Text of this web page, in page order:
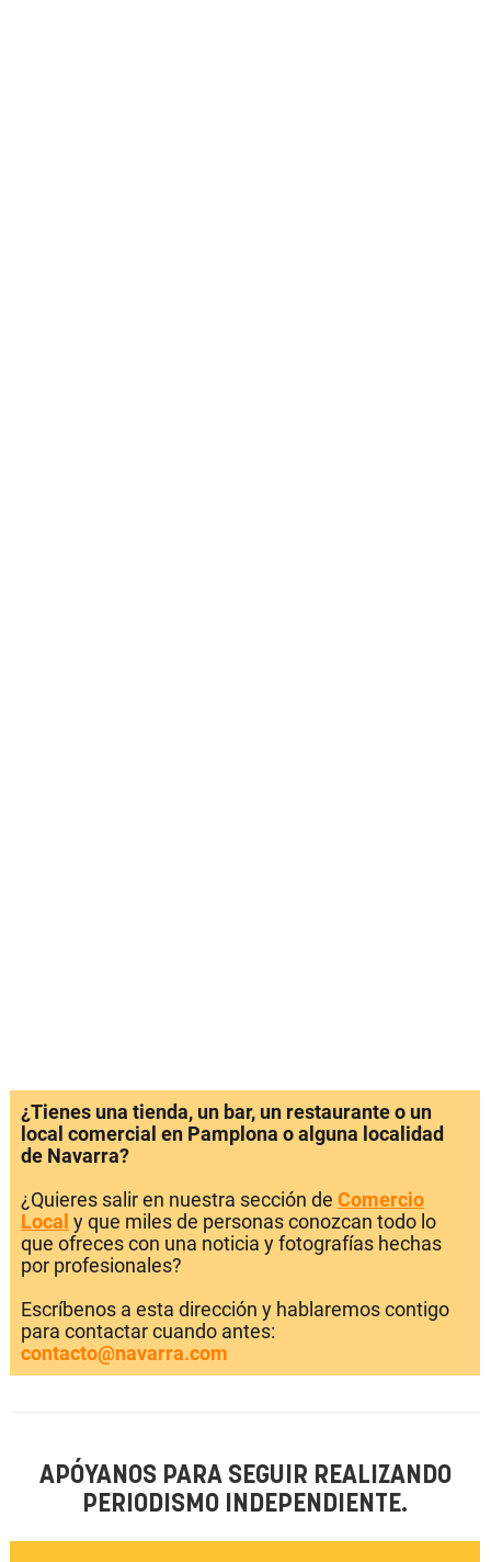
¿Tienes una tienda, un bar, un restaurante o un
local comercial en Pamplona o alguna localidad
de Navarra?
¿Quieres salir en nuestra sección de Comercio
Local y que miles de personas conozcan todo lo
que ofreces con una noticia y fotografías hechas
por profesionales?
Escríbenos a esta dirección y hablaremos contigo
para contactar cuando antes:
contacto@navarra.com
APÓYANOS PARA SEGUIR REALIZANDO
PERIODISMO INDEPENDIENTE.